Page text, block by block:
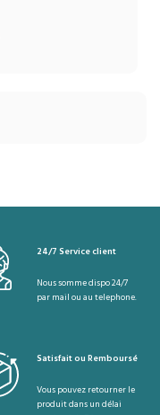
24/7 Service client
Nous somme dispo 24/7
par mail ou au telephone.
Satisfait ou Remboursé
Vous pouvez retourner le
produit dans un délai